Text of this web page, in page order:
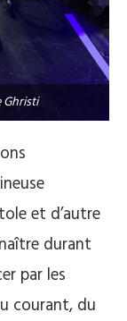
et d’autre
durant
par les
courant, du